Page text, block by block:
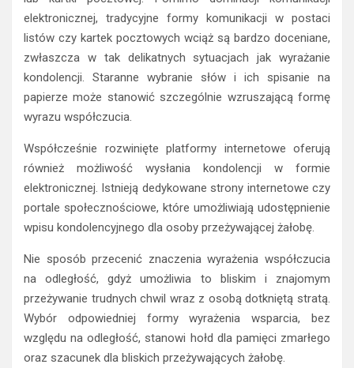
elektronicznej, tradycyjne formy komunikacji w postaci
listów czy kartek pocztowych wciąż są bardzo doceniane,
zwłaszcza w tak delikatnych sytuacjach jak wyrażanie
kondolencji. Staranne wybranie słów i ich spisanie na
papierze może stanowić szczególnie wzruszającą formę
wyrazu współczucia.
Współcześnie rozwinięte platformy internetowe oferują
również możliwość wysłania kondolencji w formie
elektronicznej. Istnieją dedykowane strony internetowe czy
portale społecznościowe, które umożliwiają udostępnienie
wpisu kondolencyjnego dla osoby przeżywającej żałobę.
Nie sposób przecenić znaczenia wyrażenia współczucia
na odległość, gdyż umożliwia to bliskim i znajomym
przeżywanie trudnych chwil wraz z osobą dotkniętą stratą.
Wybór odpowiedniej formy wyrażenia wsparcia, bez
względu na odległość, stanowi hołd dla pamięci zmarłego
oraz szacunek dla bliskich przeżywających żałobę.